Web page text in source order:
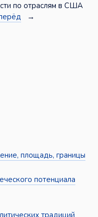
по отраслям в США
→
площадь, границы
потенциала